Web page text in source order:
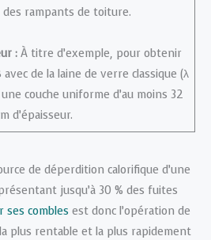
des rampants de toiture.
: À titre d’exemple, pour obtenir
de la laine de verre classique (λ
couche uniforme d’au moins 32
d’épaisseur.
de déperdition calorifique d’une
jusqu’à 30 % des fuites
ses combles est donc l’opération de
plus rentable et la plus rapidement